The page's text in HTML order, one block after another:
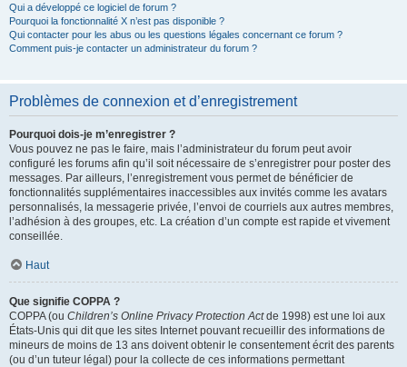
Qui a développé ce logiciel de forum ?
Pourquoi la fonctionnalité X n’est pas disponible ?
Qui contacter pour les abus ou les questions légales concernant ce forum ?
Comment puis-je contacter un administrateur du forum ?
Problèmes de connexion et d’enregistrement
Pourquoi dois-je m’enregistrer ?
Vous pouvez ne pas le faire, mais l’administrateur du forum peut avoir
configuré les forums afin qu’il soit nécessaire de s’enregistrer pour poster des
messages. Par ailleurs, l’enregistrement vous permet de bénéficier de
fonctionnalités supplémentaires inaccessibles aux invités comme les avatars
personnalisés, la messagerie privée, l’envoi de courriels aux autres membres,
l’adhésion à des groupes, etc. La création d’un compte est rapide et vivement
conseillée.
Haut
Que signifie COPPA ?
COPPA (ou Children’s Online Privacy Protection Actde 1998) est une loi aux
États-Unis qui dit que les sites Internet pouvant recueillir des informations de
mineurs de moins de 13 ans doivent obtenir le consentement écrit des parents
(ou d’un tuteur légal) pour la collecte de ces informations permettant